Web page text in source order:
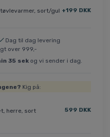
sort/gul +199 DKK
Dag til dag levering
over 999,-
34 sek og vi sender i dag.
Kig på:
herre, sort 599 DKK